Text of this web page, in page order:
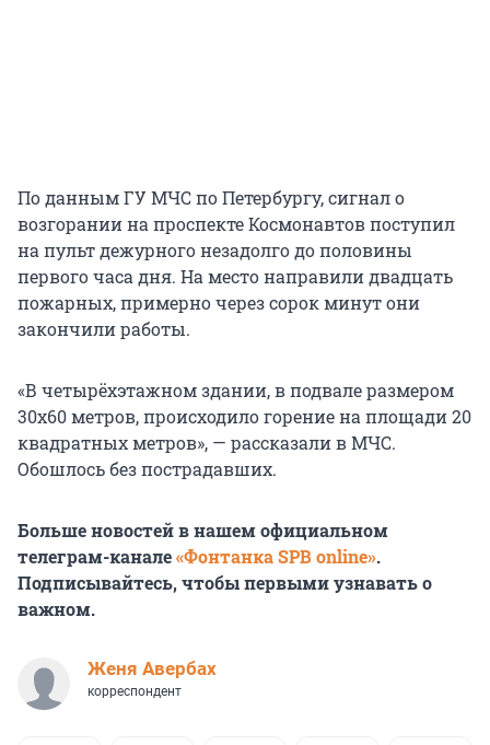
По данным ГУ МЧС по Петербургу, сигнал о
возгорании на проспекте Космонавтов поступил
на пульт дежурного незадолго до половины
первого часа дня. На место направили двадцать
пожарных, примерно через сорок минут они
закончили работы.
«В четырёхэтажном здании, в подвале размером
30х60 метров, происходило горение на площади 20
квадратных метров», — рассказали в МЧС.
Обошлось без пострадавших.
Больше новостей в нашем официальном
телеграм-канале«Фонтанка SPB online».
Подписывайтесь, чтобы первыми узнавать о
важном.
Женя Авербах
корреспондент